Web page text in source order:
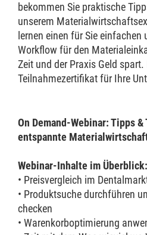
bekommen Sie praktische
unserem
lernen einen für Sie
Workflow für den
Zeit und der Praxis Geld
Teilnahmezertifikat für Ihre
On Demand-Webinar: Tipps
entspannte
Webinar-Inhalte im Überblick:
• Preisvergleich im
• Produktsuche durchführen
checken
• Warenkorboptimierung